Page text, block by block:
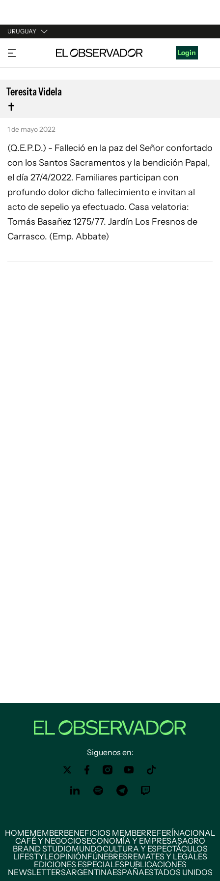
URUGUAY
URUGUAY
ARGENTINA
ESPAÑA
ESTADOS UNIDOS
Login
Teresita Videla
1 de mayo 2022
(Q.E.P.D.) - Falleció en la paz del Señor confortado
con los Santos Sacramentos y la bendición Papal,
el día 27/4/2022. Familiares participan con
profundo dolor dicho fallecimiento e invitan al
acto de sepelio ya efectuado. Casa velatoria:
Tomás Basañez 1275/77. Jardín Los Fresnos de
Carrasco. (Emp. Abbate)
Siguenos en:
HOMEMEMBERBENEFICIOS MEMBERREFERÍNACIONAL
CAFÉ Y NEGOCIOSECONOMÍA Y EMPRESASAGRO
BRAND STUDIOMUNDOCULTURA Y ESPECTÁCULOS
LIFESTYLEOPINIÓNFÚNEBRESREMATES Y LEGALES
EDICIONES ESPECIALESPUBLICACIONES
NEWSLETTERSARGENTINAESPAÑAESTADOS UNIDOS